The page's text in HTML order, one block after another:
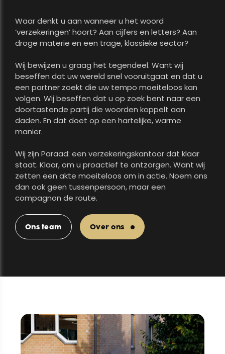
Waar denkt u aan wanneer u het woord
‘verzekeringen’ hoort? Aan cijfers en letters? Aan
droge materie en een trage, klassieke sector?
Wij bewijzen u graag het tegendeel. Want wij
beseffen dat uw wereld snel vooruitgaat en dat u
een partner zoekt die uw tempo moeiteloos kan
volgen. Wij beseffen dat u op zoek bent naar een
doortastende partij die woorden koppelt aan
daden. En dat doet op een hartelijke, warme
manier.
Wij zijn Paraad: een verzekeringskantoor dat klaar
staat. Klaar, om u proactief te ontzorgen. Want wij
zetten een akte moeiteloos om in actie. Noem ons
dan ook geen tussenpersoon, maar een
compagnon de route.
Ons team Over ons